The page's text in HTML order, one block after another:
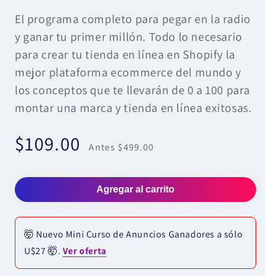
El programa completo para pegar en la radio
y ganar tu primer millón. Todo lo necesario
para crear tu tienda en línea en Shopify la
mejor plataforma ecommerce del mundo y
los conceptos que te llevarán de 0 a 100 para
montar una marca y tienda en línea exitosas.
Precio
de
$109.00 Antes $499.00
Agregar al carrito
🤯 Nuevo Mini Curso de Anuncios Ganadores a sólo
U$27 🤯. Ver oferta